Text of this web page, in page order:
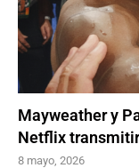
Mayweather y
Netflix
8 mayo, 2026